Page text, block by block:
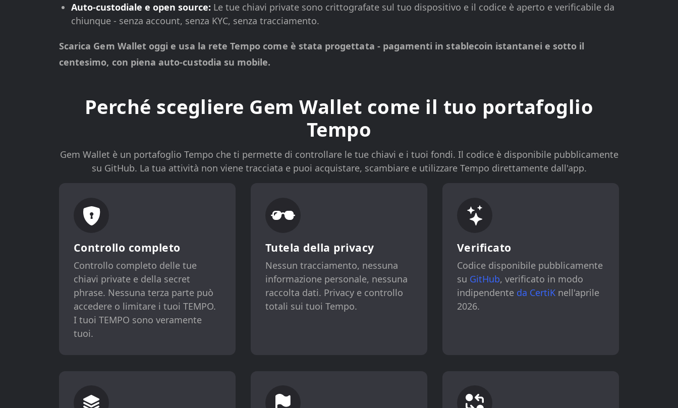
Auto-custodiale e open source: Le tue chiavi private sono crittografate sul tuo dispositivo e il codice è aperto e verificabile da
chiunque - senza account, senza KYC, senza tracciamento.
Scarica Gem Wallet oggi e usa la rete Tempo come è stata progettata - pagamenti in stablecoin istantanei e sotto il
centesimo, con piena auto-custodia su mobile.
Perché scegliere Gem Wallet come il tuo portafoglio
Tempo
Gem Wallet è un portafoglio Tempo che ti permette di controllare le tue chiavi e i tuoi fondi. Il codice è disponibile pubblicamente
su GitHub. La tua attività non viene tracciata e puoi acquistare, scambiare e utilizzare Tempo direttamente dall'app.
Controllo completo
Controllo completo delle tue
chiavi private e della secret
phrase. Nessuna terza parte può
accedere o limitare i tuoi TEMPO.
I tuoi TEMPO sono veramente
tuoi.
Tutela della privacy
Nessun tracciamento, nessuna
informazione personale, nessuna
raccolta dati. Privacy e controllo
totali sui tuoi Tempo.
Verificato
Codice disponibile pubblicamente
su GitHub, verificato in modo
indipendente da CertiKnell'aprile
2026.